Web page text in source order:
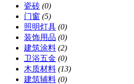
瓷砖 (0)
门窗 (5)
照明灯具 (0)
装饰用品 (0)
建筑涂料 (2)
卫浴五金 (0)
木质材料 (13)
建筑辅料 (0)